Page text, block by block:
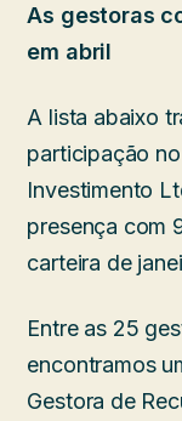
As gestoras
em abril
A lista abaixo
participação
Investimento
presença com
carteira de
Entre as 25
encontramos
Gestora de